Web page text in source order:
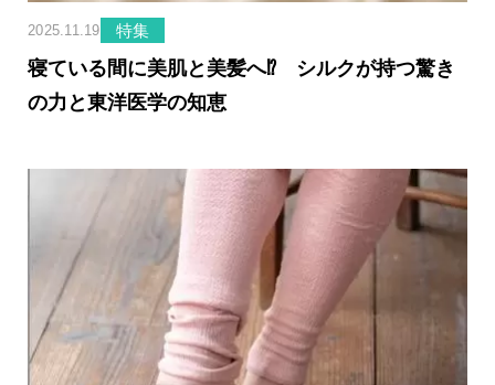
2025.11.19 特集
寝ている間に美肌と美髪へ⁉ シルクが持つ驚き
の力と東洋医学の知恵